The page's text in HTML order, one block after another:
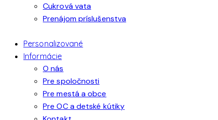
Cukrová vata
Prenájom príslušenstva
Personalizované
Informácie
O nás
Pre spoločnosti
Pre mestá a obce
Pre OC a detské kútiky